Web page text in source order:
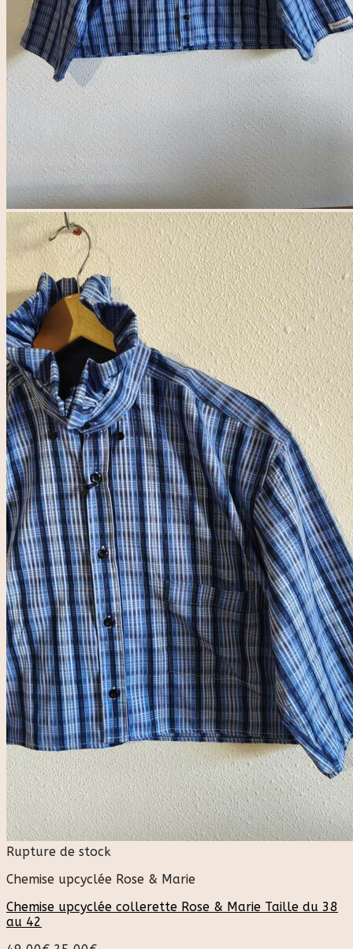
Rupture de stock
Chemise upcyclée Rose & Marie
Chemise upcyclée collerette Rose & Marie Taille du 38
au 42